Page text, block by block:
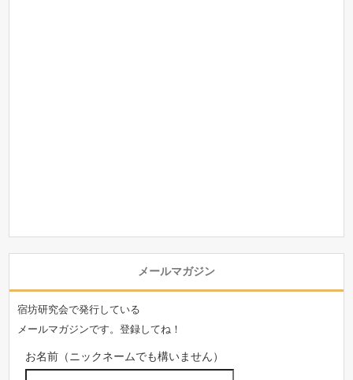
メールマガジン
宿坊研究会で発行している
メールマガジンです。登録してね！
お名前（ニックネームでも構いません）